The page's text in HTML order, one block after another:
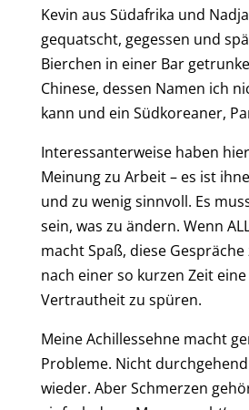
Kevin aus Südafrika und
gequatscht, gegessen und
Bierchen in einer Bar
Chinese, dessen Namen ich
kann und ein Südkoreaner,
Interessanterweise haben
Meinung zu Arbeit – es ist
und zu wenig sinnvoll. Es
sein, was zu ändern. Wenn
macht Spaß, diese
nach einer so kurzen Zeit
Vertrautheit zu spüren.
Meine Achillessehne macht
Probleme. Nicht
wieder. Aber Schmerzen